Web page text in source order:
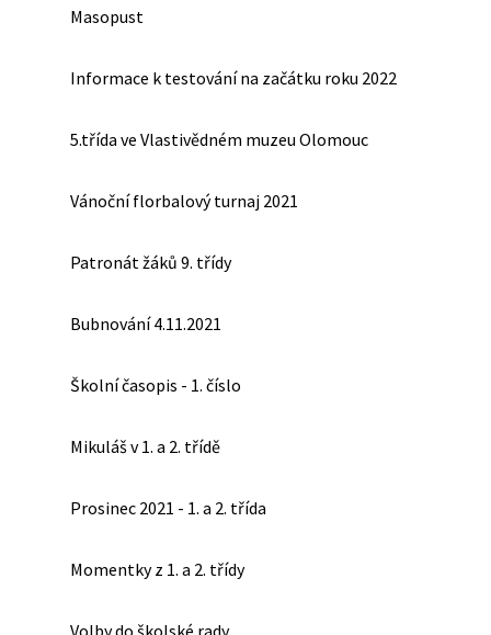
Masopust
Informace k testování na začátku roku 2022
5.třída ve Vlastivědném muzeu Olomouc
Vánoční florbalový turnaj 2021
Patronát žáků 9. třídy
Bubnování 4.11.2021
Školní časopis - 1. číslo
Mikuláš v 1. a 2. třídě
Prosinec 2021 - 1. a 2. třída
Momentky z 1. a 2. třídy
Volby do školské rady